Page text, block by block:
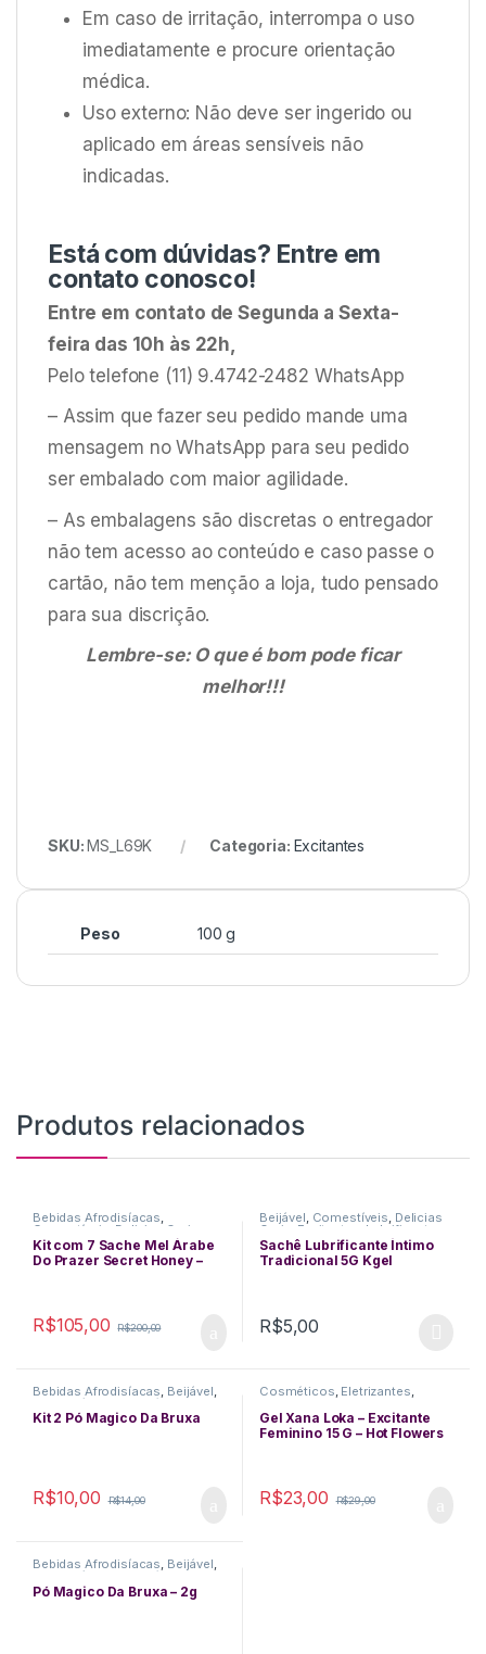
Em caso de irritação, interrompa o uso
imediatamente e procure orientação
médica.
Uso externo: Não deve ser ingerido ou
aplicado em áreas sensíveis não
indicadas.
Está com dúvidas? Entre em
contato conosco!
Entre em contato de Segunda a Sexta-
feira das 10h às 22h,
Pelo telefone (11) 9.4742-2482 WhatsApp
– Assim que fazer seu pedido mande uma
mensagem no WhatsApp para seu pedido
ser embalado com maior agilidade.
– As embalagens são discretas o entregador
não tem acesso ao conteúdo e caso passe o
cartão, não tem menção a loja, tudo pensado
para sua discrição.
Lembre-se: O que é bom pode ficar
melhor!!!
SKU:MS_L69K Categoria: Excitantes
Peso 100 g
Produtos relacionados
Bebidas Afrodisíacas,
Comestíveis Delicias Orais
Excitantes ,Funcionais,Mel
Árabe,Performance Masculina
Retartantes
Kit com 7 Sache Mel Árabe
Do Prazer Secret Honey –
R$105,00 R$200,00
Beijável, Comestíveis, Delicias
Orais Excitantes Lubrificantes
Sexo Anal
Sachê Lubrificante Íntimo
Tradicional 5G Kgel
R$5,00
Bebidas Afrodisíacas Beijável
Comestíveis Cosméticos
Delicias Orais,Excitantes,
Funcionais
Kit 2 Pó Magico Da Bruxa
R$10,00 R$14,00
Cosméticos Eletrizantes
Funcionais
Lubrificantes,Queima de
Estoque
Gel Xana Loka – Excitante
Feminino 15 G – Hot Flowers
R$23,00 R$29,00
Bebidas Afrodisíacas, Beijável,
Comestíveis Cosméticos
Delicias Orais,Excitantes,
Funcionais
Pó Magico Da Bruxa – 2g